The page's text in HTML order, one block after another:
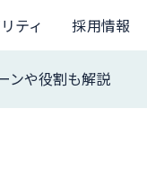
ティ 採用情報
ンや役割も解説